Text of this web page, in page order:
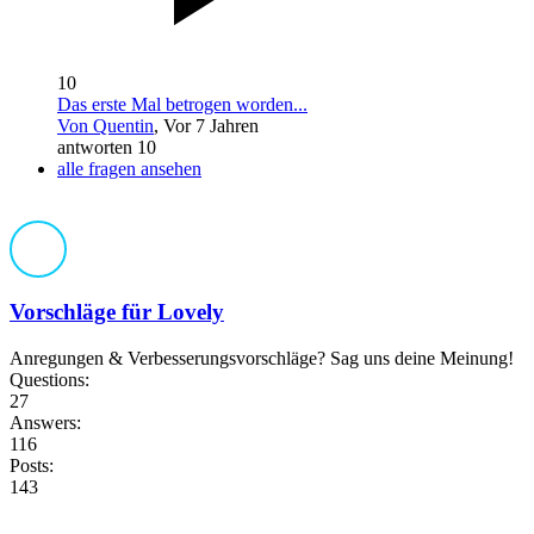
10
Das erste Mal betrogen worden...
Von Quentin, Vor 7 Jahren
antworten 10
alle fragen ansehen
Vorschläge für Lovely
Anregungen & Verbesserungsvorschläge? Sag uns deine Meinung!
Questions:
27
Answers:
116
Posts:
143